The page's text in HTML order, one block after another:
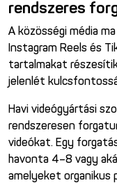
rendszeres
A közösségi média
Instagram Reels és
tartalmakat
jelenlét
Havi videógyártási
rendszeresen
videókat. Egy
havonta 4–8 vagy
amelyeket organikus